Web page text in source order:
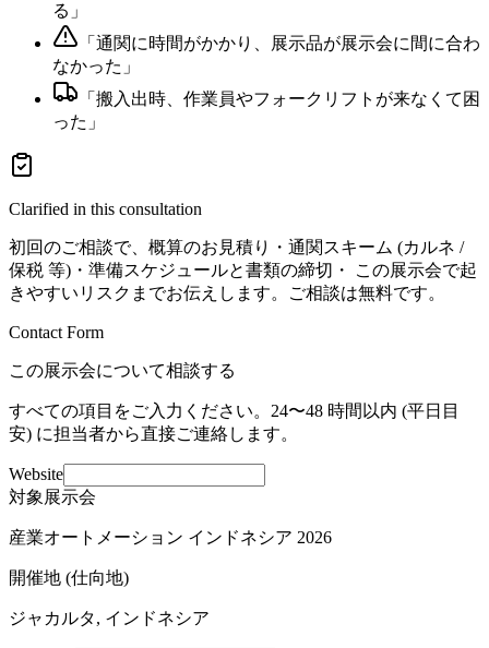
る 」
「 通関に時間がかかり、展示品が展示会に間に合わ
なかった 」
「 搬入出時、作業員やフォークリフトが来なくて困
った 」
Clarified in this consultation
初回のご相談で、概算のお見積り・通関スキーム (カルネ /
保税 等)・準備スケジュールと書類の締切・ この展示会で起
きやすいリスクまでお伝えします。ご相談は無料です。
Contact Form
この展示会について相談する
すべての項目をご入力ください。24〜48 時間以内 (平日目
安) に担当者から直接ご連絡します。
Website
対象展示会
産業オートメーション インドネシア 2026
開催地 (仕向地)
ジャカルタ, インドネシア